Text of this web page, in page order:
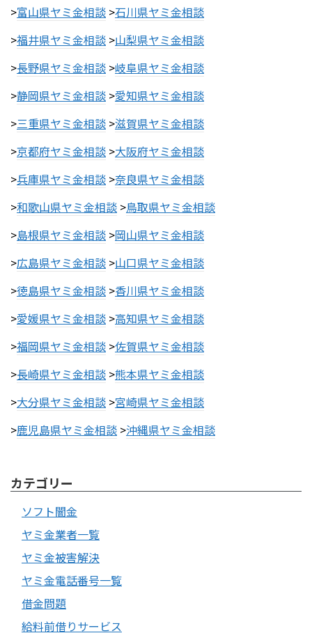
>富山県ヤミ金相談 >石川県ヤミ金相談
>福井県ヤミ金相談 >山梨県ヤミ金相談
>長野県ヤミ金相談 >岐阜県ヤミ金相談
>静岡県ヤミ金相談 >愛知県ヤミ金相談
>三重県ヤミ金相談 >滋賀県ヤミ金相談
>京都府ヤミ金相談 >大阪府ヤミ金相談
>兵庫県ヤミ金相談 >奈良県ヤミ金相談
>和歌山県ヤミ金相談 >鳥取県ヤミ金相談
>島根県ヤミ金相談 >岡山県ヤミ金相談
>広島県ヤミ金相談 >山口県ヤミ金相談
>徳島県ヤミ金相談 >香川県ヤミ金相談
>愛媛県ヤミ金相談 >高知県ヤミ金相談
>福岡県ヤミ金相談 >佐賀県ヤミ金相談
>長崎県ヤミ金相談 >熊本県ヤミ金相談
>大分県ヤミ金相談 >宮崎県ヤミ金相談
>鹿児島県ヤミ金相談 >沖縄県ヤミ金相談
カテゴリー
ソフト闇金
ヤミ金業者一覧
ヤミ金被害解決
ヤミ金電話番号一覧
借金問題
給料前借りサービス